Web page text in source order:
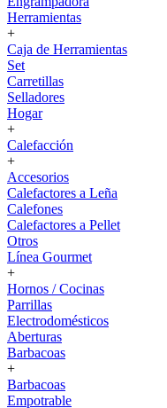
Herramientas
+
Caja de Herramientas
Set
Carretillas
Selladores
Hogar
+
Calefacción
+
Accesorios
Calefactores a Leña
Calefones
Calefactores a Pellet
Otros
Línea Gourmet
+
Hornos / Cocinas
Parrillas
Electrodomésticos
Aberturas
Barbacoas
+
Barbacoas
Empotrable